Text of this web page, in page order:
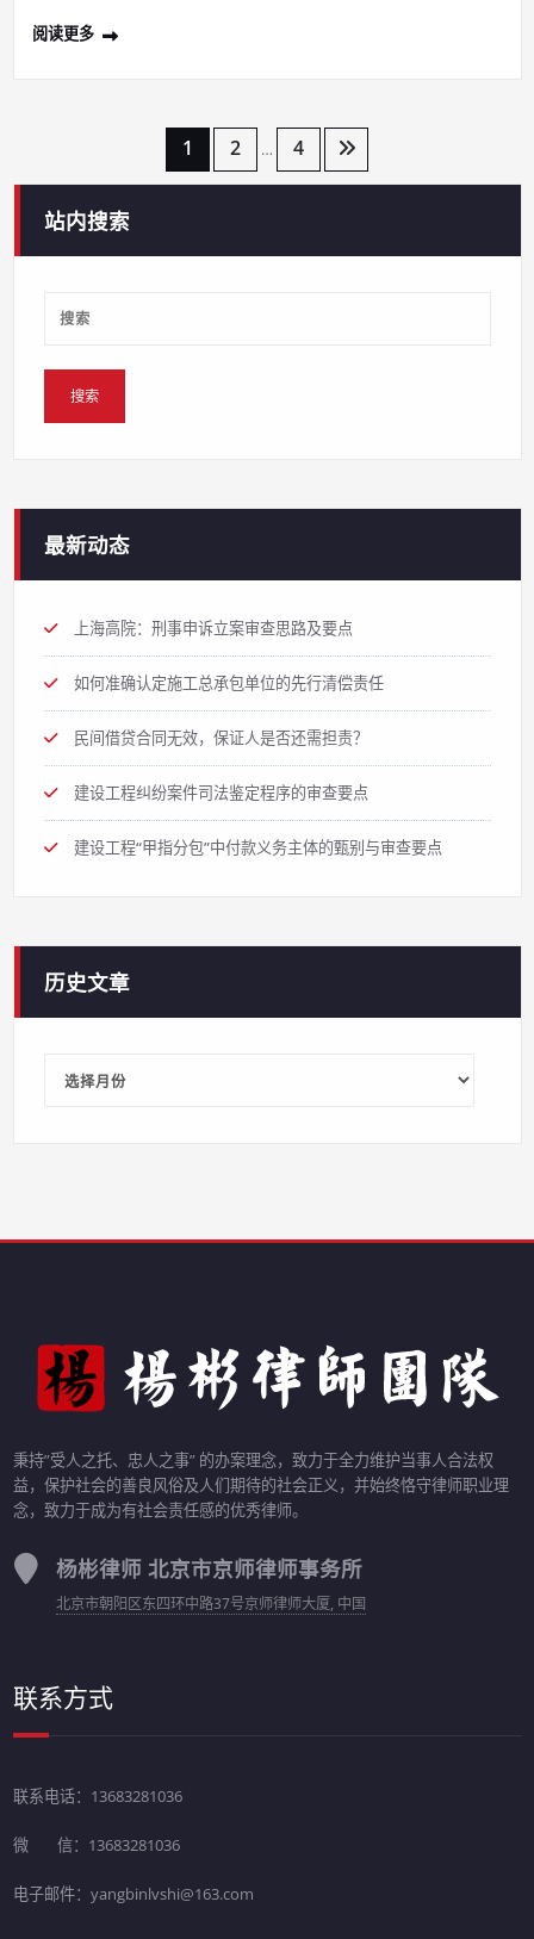
阅读更多
导
1 2 … 4
站内搜索
最新动态
上海高院：刑事申诉立案审查思路及要点
如何准确认定施工总承包单位的先行清偿责任
民间借贷合同无效，保证人是否还需担责？
建设工程纠纷案件司法鉴定程序的审查要点
建设工程“甲指分包”中付款义务主体的甄别与审查要点
历史文章
秉持”受人之托、忠人之事” 的办案理念，致力于全力维护当事人合法权
益，保护社会的善良风俗及人们期待的社会正义，并始终恪守律师职业理
念，致力于成为有社会责任感的优秀律师。
杨彬律师 北京市京师律师事务所
北京市朝阳区东四环中路37号京师律师大厦, 中国
联系方式
联系电话：13683281036
微 信：13683281036
电子邮件：yangbinlvshi@163.com